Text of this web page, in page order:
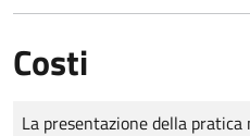
Costi
Tipo di pagamento
Importo
La presentazione della pratica